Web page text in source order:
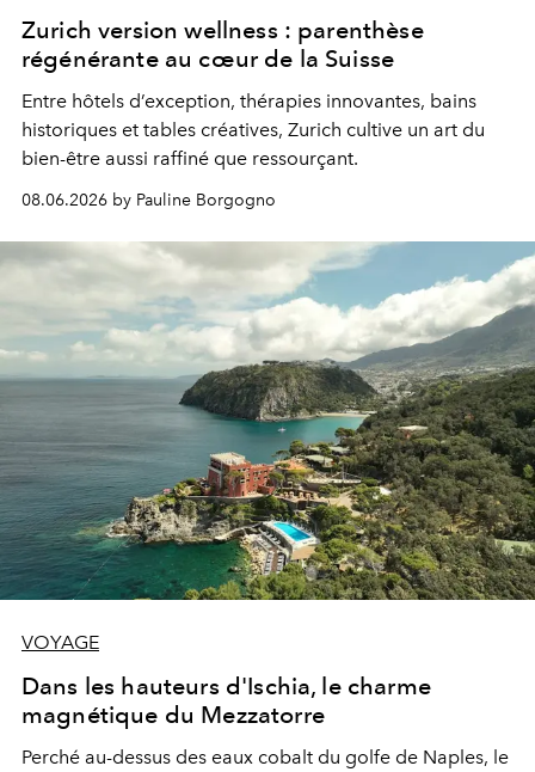
Zurich version wellness : parenthèse
régénérante au cœur de la Suisse
Entre hôtels d’exception, thérapies innovantes, bains
historiques et tables créatives, Zurich cultive un art du
bien-être aussi raffiné que ressourçant.
08.06.2026 by Pauline Borgogno
VOYAGE
Dans les hauteurs d'Ischia, le charme
magnétique du Mezzatorre
Perché au-dessus des eaux cobalt du golfe de Naples, le